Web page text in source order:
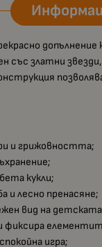
златни
и грижовността;
кукли;
и лесно пренасяне;
вид на
фиксира
игра;